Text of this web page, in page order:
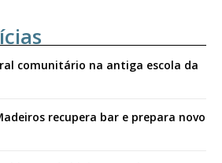
comunitário na antiga escola da
recupera bar e prepara novo